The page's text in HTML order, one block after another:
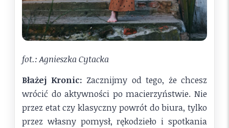
fot.: Agnieszka Cytacka
Błażej Kronic: Zacznijmy od tego, że chcesz
wrócić do aktywności po macierzyństwie. Nie
przez etat czy klasyczny powrót do biura, tylko
przez własny pomysł, rękodzieło i spotkania